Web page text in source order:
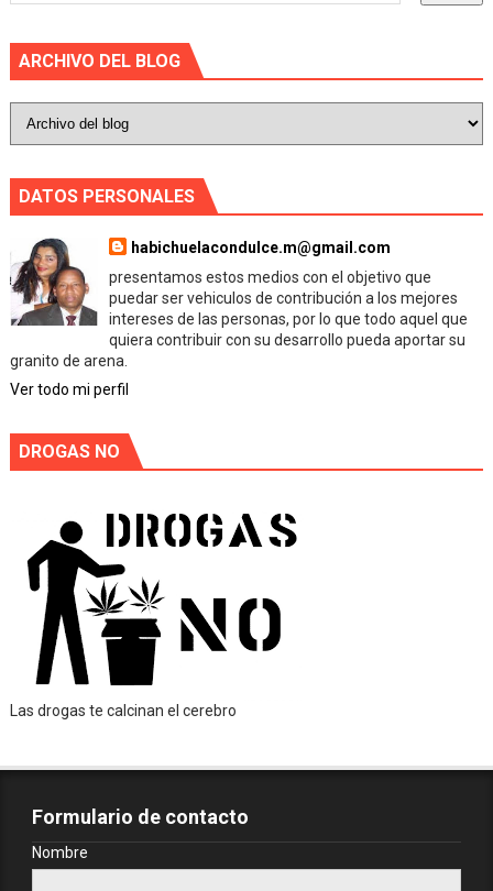
ARCHIVO DEL BLOG
DATOS PERSONALES
habichuelacondulce.m@gmail.com
presentamos estos medios con el objetivo que
puedar ser vehiculos de contribución a los mejores
intereses de las personas, por lo que todo aquel que
quiera contribuir con su desarrollo pueda aportar su
granito de arena.
Ver todo mi perfil
DROGAS NO
Las drogas te calcinan el cerebro
Formulario de contacto
Nombre